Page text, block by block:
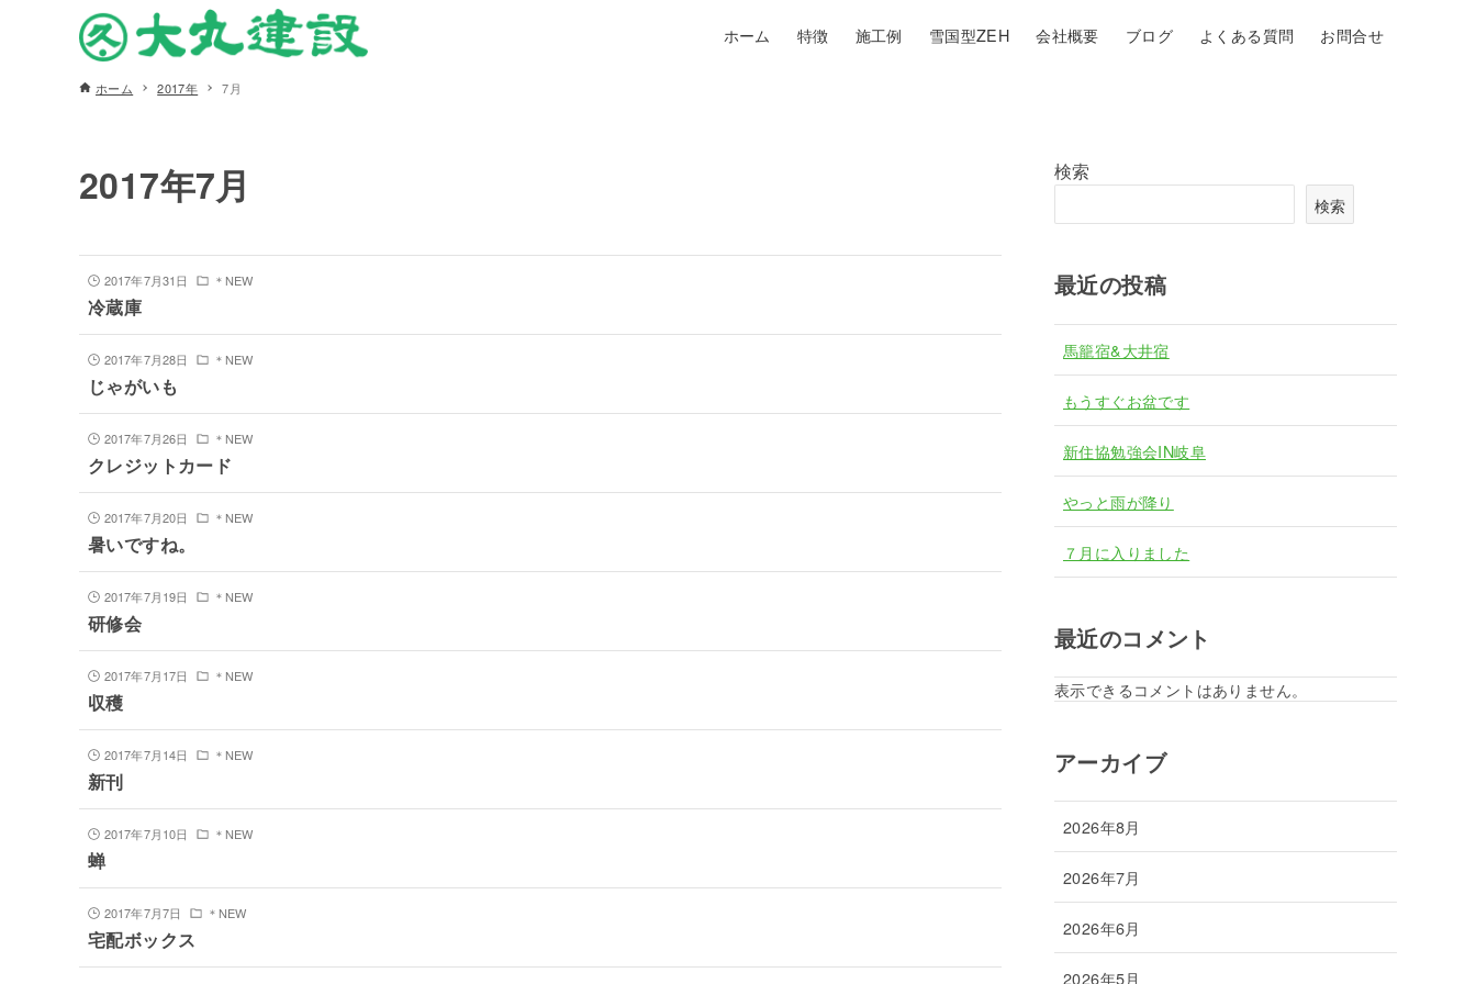
ホーム 特徴 施工例 雪国型ZEH 会社概要 ブログ よくある質問 お問合せ
ホーム 2017年 7月
2017年7月
2017年7月31日 ＊NEW
冷蔵庫
2017年7月28日 ＊NEW
じゃがいも
2017年7月26日 ＊NEW
クレジットカード
2017年7月20日 ＊NEW
暑いですね。
2017年7月19日 ＊NEW
研修会
2017年7月17日 ＊NEW
収穫
2017年7月14日 ＊NEW
新刊
2017年7月10日 ＊NEW
蝉
2017年7月7日 ＊NEW
宅配ボックス
検索
検索
最近の投稿
馬籠宿&大井宿
もうすぐお盆です
新住協勉強会IN岐阜
やっと雨が降り
７月に入りました
最近のコメント
表示できるコメントはありません。
アーカイブ
2026年8月
2026年7月
2026年6月
2026年5月